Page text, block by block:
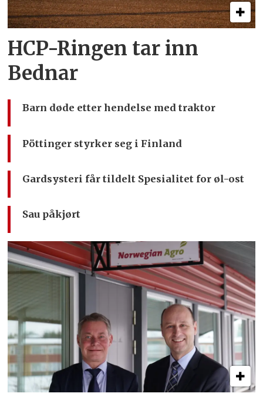
HCP-Ringen tar inn
Bednar
Barn døde etter hendelse med traktor
Pöttinger styrker seg i Finland
Gardsysteri får tildelt Spesialitet for øl-ost
Sau påkjørt